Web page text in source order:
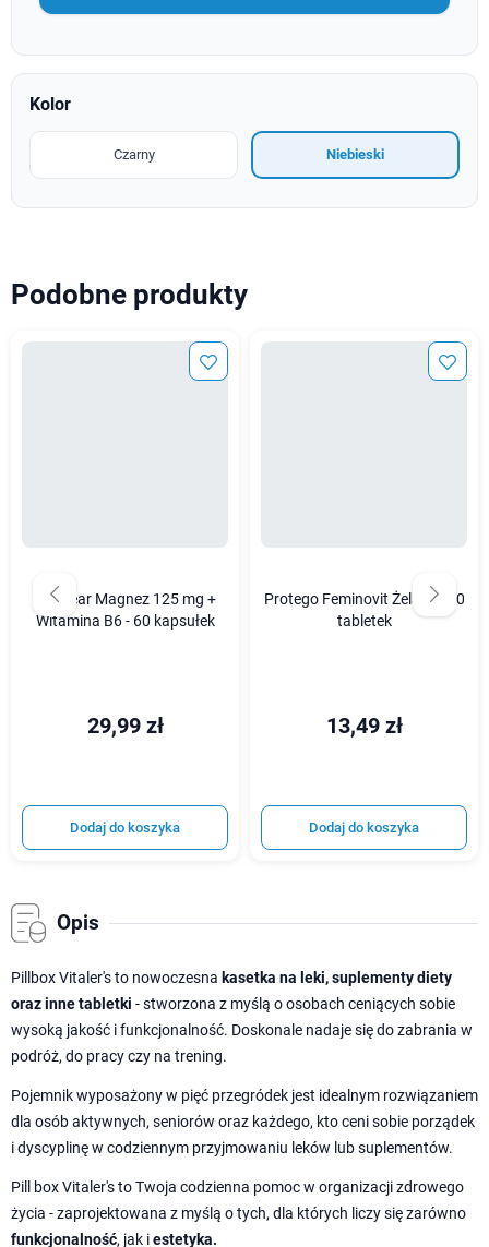
Kolor
Czarny Niebieski
Podobne produkty
Wellbear Magnez 125 mg +
Witamina B6 - 60 kapsułek
29,99 zł
Dodaj do koszyka
Protego Feminovit Żelazo - 30
tabletek
13,49 zł
Dodaj do koszyka
Opis
Pillbox Vitaler's to nowoczesna kasetka na leki, suplementy diety
oraz inne tabletki - stworzona z myślą o osobach ceniących sobie
wysoką jakość i funkcjonalność. Doskonale nadaje się do zabrania w
podróż, do pracy czy na trening.
Pojemnik wyposażony w pięć przegródek jest idealnym rozwiązaniem
dla osób aktywnych, seniorów oraz każdego, kto ceni sobie porządek
i dyscyplinę w codziennym przyjmowaniu leków lub suplementów.
Pill box Vitaler's to Twoja codzienna pomoc w organizacji zdrowego
życia - zaprojektowana z myślą o tych, dla których liczy się zarówno
funkcjonalność, jak iestetyka.